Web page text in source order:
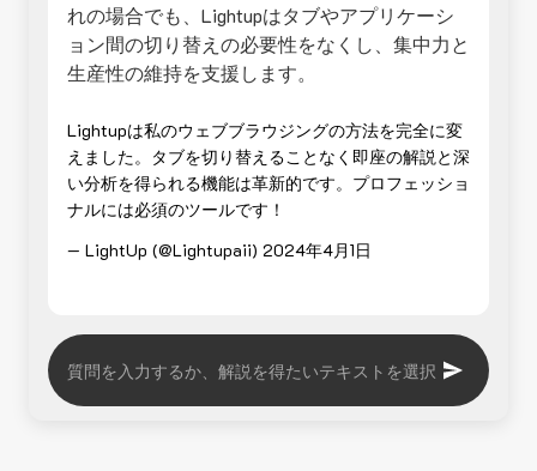
れの場合でも、Lightupはタブやアプリケーシ
ョン間の切り替えの必要性をなくし、集中力と
生産性の維持を支援します。
Lightupは私のウェブブラウジングの方法を完全に変
えました。タブを切り替えることなく即座の解説と深
い分析を得られる機能は革新的です。プロフェッショ
ナルには必須のツールです！
— LightUp (@Lightupaii) 2024年4月1日